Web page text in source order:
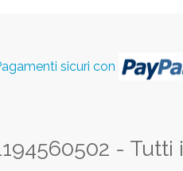
sicuri con
-